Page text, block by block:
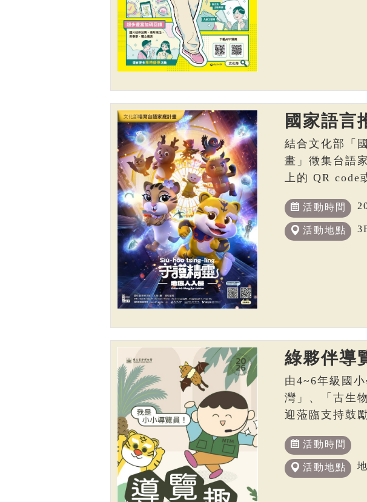
國家語言
結合文化部「
畫」徵集台語
上的 QR code
活動時間
活動地點
綠夥伴導
由4~6年級國
灣」、「古生
迎蒞臨支持鼓
活動時間
活動地點